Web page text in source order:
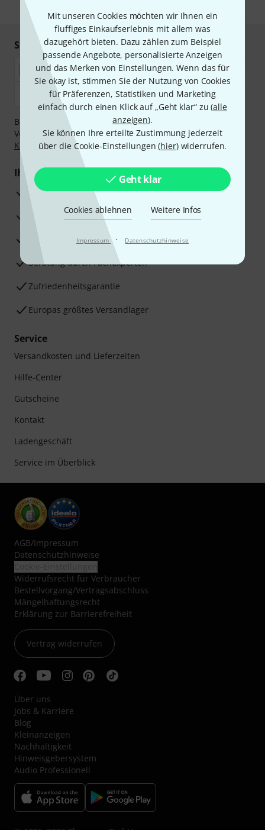
Mit unseren Cookies möchten wir Ihnen ein
fluffiges Einkaufserlebnis mit allem was
dazugehört bieten. Dazu zählen zum Beispiel
passende Angebote, personalisierte Anzeigen
und das Merken von Einstellungen. Wenn das für
Sie okay ist, stimmen Sie der Nutzung von Cookies
für Präferenzen, Statistiken und Marketing
einfach durch einen Klick auf „Geht klar“ zu (alle
anzeigen).
Sie können Ihre erteilte Zustimmung jederzeit
über die Cookie-Einstellungen (hier) widerrufen.
Geht klar
Cookies ablehnen Weitere Infos
Impressum · Datenschutzhinweise
Sicher einkaufen & bezahlen
Bezahlen Sie vertraulich und sicher per Nachnahme,
Vorkasse, PayPal, Amazon Pay,Klarna Sofort bezahlen
Klarna Ratenzahlungoder Kreditkarte.
Ihre Vorteile
3 Jahre Thomann Garantie
30 Tage Money-Back-Garantie
Reparaturservice
Beratung durch Fachexperten
Zufriedenheitsgarantie
Europas größtes Versandlager
Service
Versandkosten und Lieferzeiten
Hilfe-Center
Gutscheine
Kontakt
Ladengeschäft
Service im Überblick
AGB/Impressum
Datenschutzhinweise
Widerrufsrecht für Verbraucher
Bestellvorgang/Vertragsabschluss
Mängelhaftungsrecht
Erklärung zur Barrierefreiheit
Vertrag widerrufen
Über uns
Jobs & Karriere
Blog
Kleinanzeigen
Nachhaltigkeit
Hinweisgebersystem
Audio Professionell